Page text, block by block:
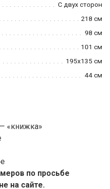
С двух сторон
218 см
98 см
101 см
195x135 см
44 см
«книжка»
по просьбе
на сайте.